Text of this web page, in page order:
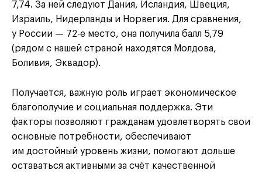
7,74. За ней следуют Дания, Исландия, Швеция,
Израиль, Нидерланды и Норвегия. Для сравнения,
у России — 72-е место, она получила балл 5,79
(рядом с нашей страной находятся Молдова,
Боливия, Эквадор).
Получается, важную роль играет экономическое
благополучие и социальная поддержка. Эти
факторы позволяют гражданам удовлетворять свои
основные потребности, обеспечивают
им достойный уровень жизни, помогают дольше
оставаться активными за счёт качественной
Интересное - на почту!
Выберите тему рассылки